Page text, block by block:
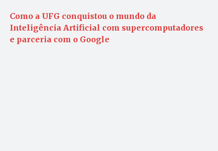
Como a UFG conquistou o mundo da
Inteligência Artificial com supercomputadores
e parceria com o Google